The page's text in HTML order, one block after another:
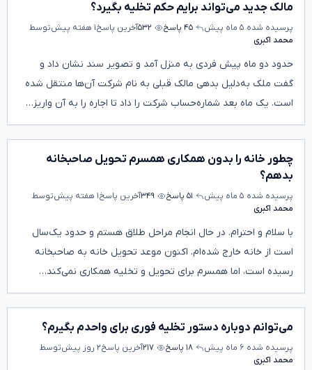
مالک جدید می‌تواند برایم حکم تخلیه بگیرد؟
پرسیده شده ۵ ماه پیش ۴۵ پاسخ ۵۳۲آخرین پاسخ۱ هفته پیش
توسط
محمد اکبری
حدود دو ماه پیش فردی به منزل آمد و تصویر سند نشان داد و
گفت ملک به‌دلیل بدهی مالک قبلی به نام شرکت آن‌ها منتقل شده
است. یک ماه بعد شماره‌حساب شرکت را داد تا اجاره را به آن واریز…
چطور خانه را بدون همکاری همسرم تحویل صاحبخانه
بدهم؟
پرسیده شده ۵ ماه پیش ۵۱ پاسخ ۳۴۹آخرین پاسخ۱ هفته پیش
توسط
محمد اکبری
با سلام و احترام. در حال انجام مراحل طلاق هستم و حدود یک‌سال
است از خانه خارج شده‌ام. اکنون موعد تحویل خانه به صاحبخانه
رسیده است، اما همسرم برای تحویل و تخلیه همکاری نمی‌کند…
می‌توانم دوباره دستور تخلیه فوری برای واحدم بگیرم؟
پرسیده شده ۶ ماه پیش ۱۸ پاسخ ۲۱۷آخرین پاسخ۲ روز پیش
توسط
محمد اکبری